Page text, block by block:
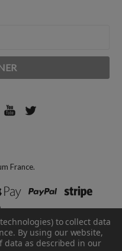
France.
to collect data
By using our website,
data as described in our